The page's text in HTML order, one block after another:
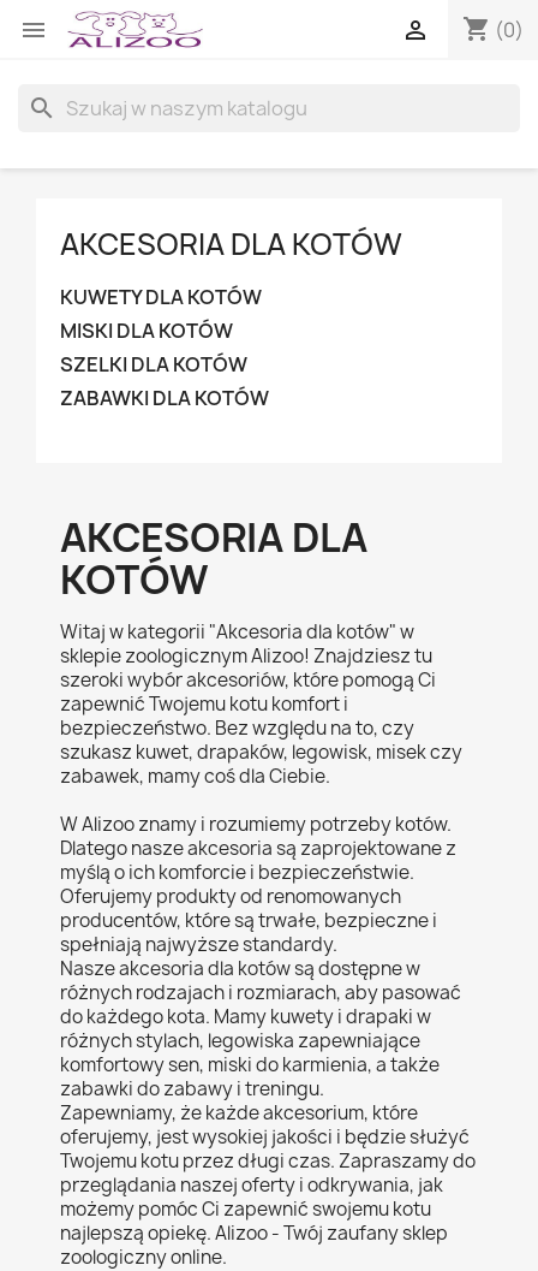
 shopping_cart (0)

search
AKCESORIA DLA KOTÓW
KUWETY DLA KOTÓW
MISKI DLA KOTÓW
SZELKI DLA KOTÓW
ZABAWKI DLA KOTÓW
AKCESORIA DLA
KOTÓW
Witaj w kategorii "Akcesoria dla kotów" w
sklepie zoologicznym Alizoo! Znajdziesz tu
szeroki wybór akcesoriów, które pomogą Ci
zapewnić Twojemu kotu komfort i
bezpieczeństwo. Bez względu na to, czy
szukasz kuwet, drapaków, legowisk, misek czy
zabawek, mamy coś dla Ciebie.
W Alizoo znamy i rozumiemy potrzeby kotów.
Dlatego nasze akcesoria są zaprojektowane z
myślą o ich komforcie i bezpieczeństwie.
Oferujemy produkty od renomowanych
producentów, które są trwałe, bezpieczne i
spełniają najwyższe standardy.
Nasze akcesoria dla kotów są dostępne w
różnych rodzajach i rozmiarach, aby pasować
do każdego kota. Mamy kuwety i drapaki w
różnych stylach, legowiska zapewniające
komfortowy sen, miski do karmienia, a także
zabawki do zabawy i treningu.
Zapewniamy, że każde akcesorium, które
oferujemy, jest wysokiej jakości i będzie służyć
Twojemu kotu przez długi czas. Zapraszamy do
przeglądania naszej oferty i odkrywania, jak
możemy pomóc Ci zapewnić swojemu kotu
najlepszą opiekę. Alizoo - Twój zaufany sklep
zoologiczny online.